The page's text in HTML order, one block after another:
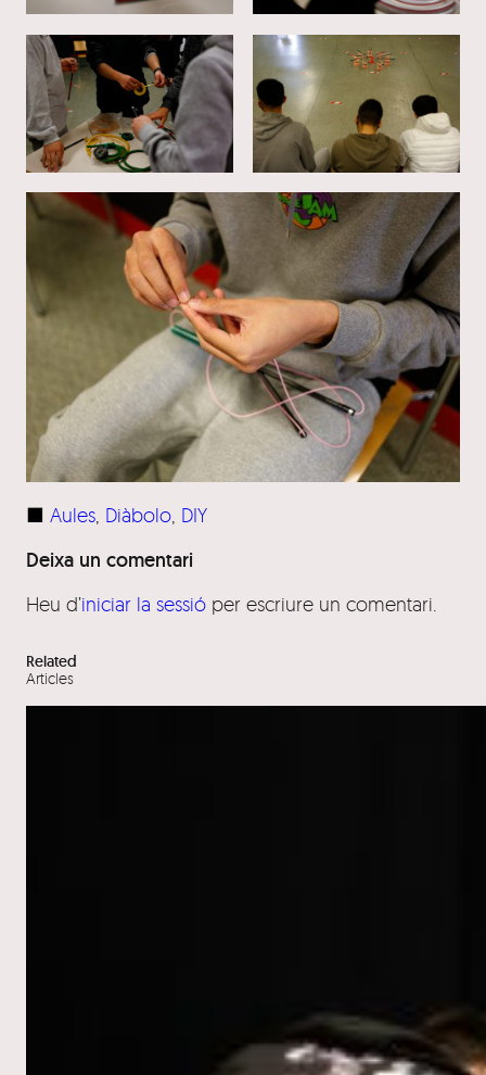
■ Aules Diàbolo DIY
Deixa un comentari
Heu d’iniciar la sessió per escriure un comentari.
Related
Articles